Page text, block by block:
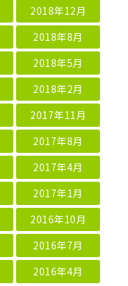
2018年12月
2018年8月
2018年5月
2018年2月
2017年11月
2017年8月
2017年4月
2017年1月
2016年10月
2016年7月
2016年4月